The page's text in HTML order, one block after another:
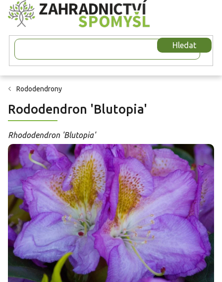
Přejít
na
obsah
Hledat
Rododendrony
Rododendron 'Blutopia'
Rhododendron 'Blutopia'